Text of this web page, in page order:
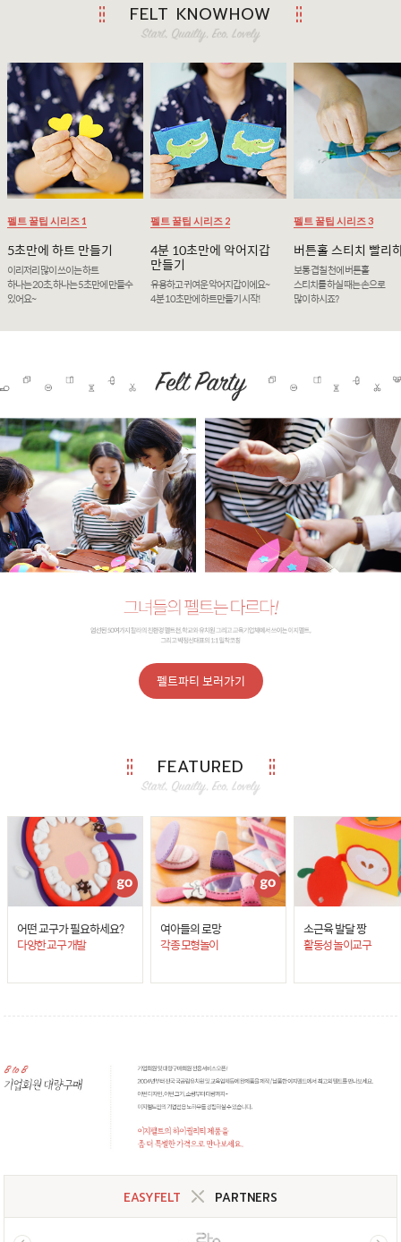
FELT KNOWHOW
펠트 꿀팁 시리즈 1
5초만에 하트 만들기
이리저리 많이 쓰이는 하트
하나는 20초, 하나는 5초만에 만들수
있어요~
펠트 꿀팁 시리즈 2
4분 10초만에 악어지갑
만들기
유용하고 귀여운 악어지갑이에요~
4분 10초만에 하트만들기 시작!
펠트 꿀팁 시리즈 3
버튼홀 스티치 빨리
보통 겹칠 천에 버튼홀
스티치를 하실 때는 손으로
많이 하시죠?
펠트파티 보러가기
FEATURED
어떤 교구가 필요하세요?
다양한 교구 개발
여아들의 로망
각종 모형놀이
소근육 발달 짱
활동성 놀이교구
EASYFELT PARTNERS